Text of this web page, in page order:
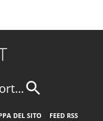
DEL SITO
FEED RSS